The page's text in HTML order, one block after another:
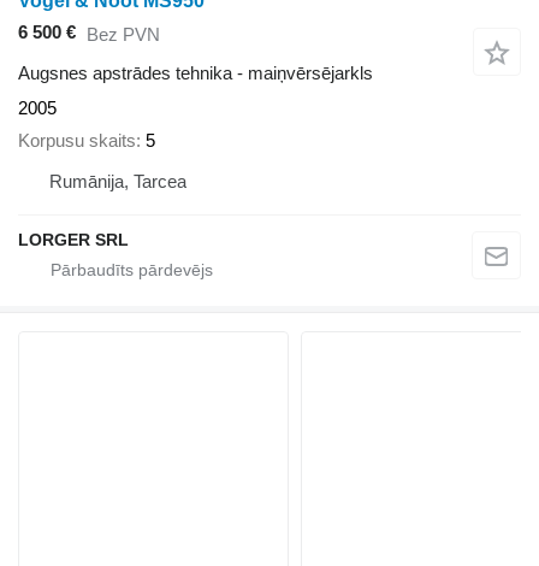
6 500 € Bez PVN
Augsnes apstrādes tehnika - maiņvērsējarkls
2005
Korpusu skaits 5
Rumānija, Tarcea
LORGER SRL